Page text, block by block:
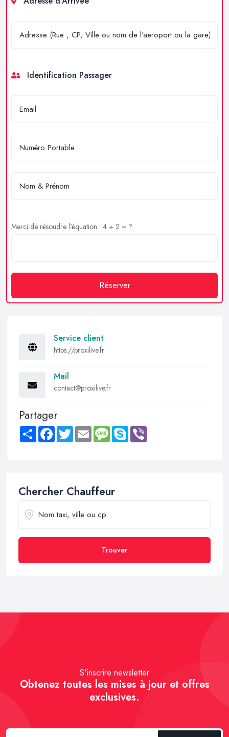
Identification Passager
Merci de résoudre l'équation : 4 + 2 = ?
Réserver
Service client
https://proxilive.fr
Mail
contact@proxilive.fr
Partager
Share FacebookTwitter Email MessageSkype
Chercher Chauffeur
Trouver
S'inscrire newsletter
Obtenez toutes les mises à jour et offres
exclusives.